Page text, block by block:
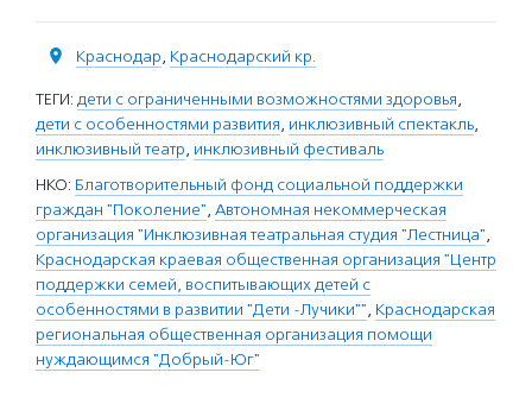
Краснодар, Краснодарский кр.
ТЕГИ: дети с ограниченными возможностями здоровья,
дети с особенностями развития, инклюзивный спектакль,
инклюзивный театр, инклюзивный фестиваль
НКО: Благотворительный фонд социальной поддержки
граждан "Поколение", Автономная некоммерческая
организация "Инклюзивная театральная студия "Лестница",
Краснодарская краевая общественная организация "Центр
поддержки семей, воспитывающих детей с
особенностями в развитии "Дети -Лучики"", Краснодарская
региональная общественная организация помощи
нуждающимся "Добрый-Юг"